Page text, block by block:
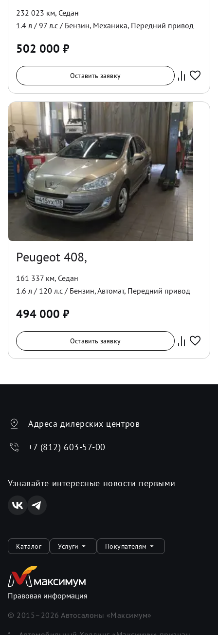
232 023 км, Седан
1.4 л / 97 л.с / Бензин, Механика, Передний привод
502 000 ₽
Оставить заявку
Peugeot 408,
161 337 км, Седан
1.6 л / 120 л.с / Бензин,Автомат, Передний привод
494 000 ₽
Оставить заявку
Адреса дилерских центров
+7 (812) 603-57-00
Узнавайте интересные новости первыми
Каталог Услуги Покупателям
Правовая информация
© 2015– 2026 Автосалоны «Максимум»